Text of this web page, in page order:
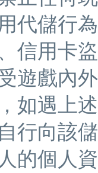
代儲行
信用卡
遊戲內
如遇上
行向該
的個人